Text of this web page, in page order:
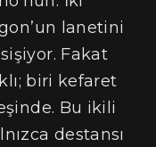
lanetini
Fakat
biri kefaret
Bu ikili
destansı